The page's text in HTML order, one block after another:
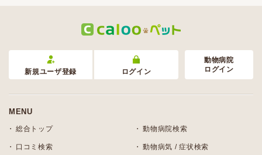
新規ユーザ登録 ログイン
動物病院
ログイン
MENU
総合トップ 動物病院検索
口コミ検索 動物病気 / 症状検索